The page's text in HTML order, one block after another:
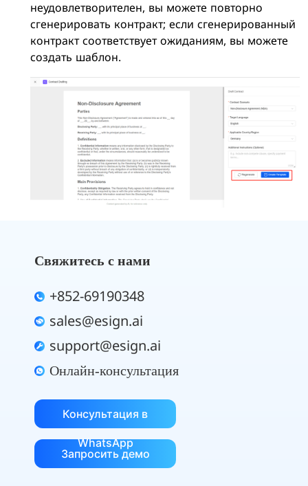
неудовлетворителен, вы можете повторно
сгенерировать контракт; если сгенерированный
контракт соответствует ожиданиям, вы можете
создать шаблон.
Свяжитесь с нами
+852-69190348
sales@esign.ai
support@esign.ai
Онлайн-консультация
Консультация в
WhatsApp
Запросить демо